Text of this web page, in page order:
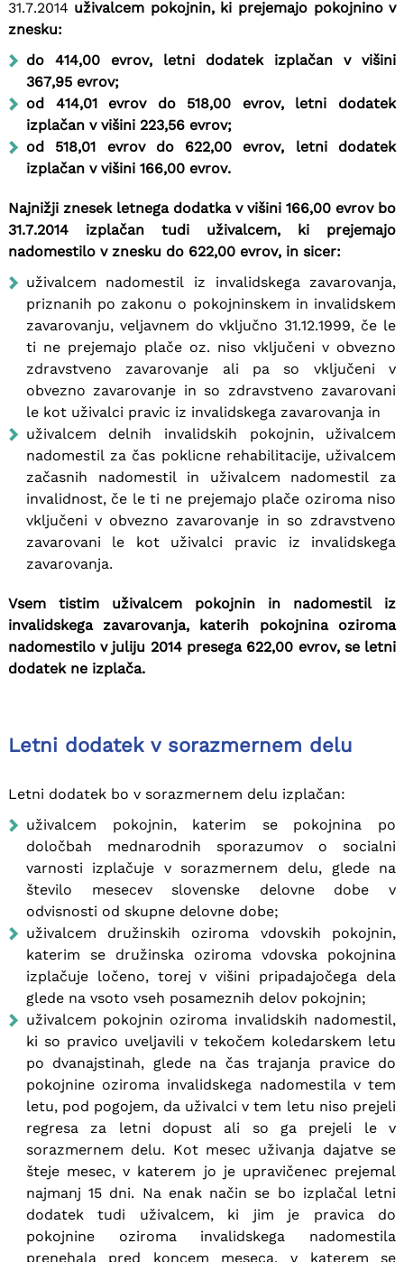
31.7.2014 uživalcem pokojnin, ki prejemajo pokojnino v
znesku:
do 414,00 evrov, letni dodatek izplačan v višini
367,95 evrov;
od 414,01 evrov do 518,00 evrov, letni dodatek
izplačan v višini 223,56 evrov;
od 518,01 evrov do 622,00 evrov, letni dodatek
izplačan v višini 166,00 evrov.
Najnižji znesek letnega dodatka v višini 166,00 evrov bo
31.7.2014 izplačan tudi uživalcem, ki prejemajo
nadomestilo v znesku do 622,00 evrov, in sicer:
uživalcem nadomestil iz invalidskega zavarovanja,
priznanih po zakonu o pokojninskem in invalidskem
zavarovanju, veljavnem do vključno 31.12.1999, če le
ti ne prejemajo plače oz. niso vključeni v obvezno
zdravstveno zavarovanje ali pa so vključeni v
obvezno zavarovanje in so zdravstveno zavarovani
le kot uživalci pravic iz invalidskega zavarovanja in
uživalcem delnih invalidskih pokojnin, uživalcem
nadomestil za čas poklicne rehabilitacije, uživalcem
začasnih nadomestil in uživalcem nadomestil za
invalidnost, če le ti ne prejemajo plače oziroma niso
vključeni v obvezno zavarovanje in so zdravstveno
zavarovani le kot uživalci pravic iz invalidskega
zavarovanja.
Vsem tistim uživalcem pokojnin in nadomestil iz
invalidskega zavarovanja, katerih pokojnina oziroma
nadomestilo v juliju 2014 presega 622,00 evrov, se letni
dodatek ne izplača.
Letni dodatek v sorazmernem delu
Letni dodatek bo v sorazmernem delu izplačan:
uživalcem pokojnin, katerim se pokojnina po
določbah mednarodnih sporazumov o socialni
varnosti izplačuje v sorazmernem delu, glede na
število mesecev slovenske delovne dobe v
odvisnosti od skupne delovne dobe;
uživalcem družinskih oziroma vdovskih pokojnin,
katerim se družinska oziroma vdovska pokojnina
izplačuje ločeno, torej v višini pripadajočega dela
glede na vsoto vseh posameznih delov pokojnin;
uživalcem pokojnin oziroma invalidskih nadomestil,
ki so pravico uveljavili v tekočem koledarskem letu
po dvanajstinah, glede na čas trajanja pravice do
pokojnine oziroma invalidskega nadomestila v tem
letu, pod pogojem, da uživalci v tem letu niso prejeli
regresa za letni dopust ali so ga prejeli le v
sorazmernem delu. Kot mesec uživanja dajatve se
šteje mesec, v katerem jo je upravičenec prejemal
najmanj 15 dni. Na enak način se bo izplačal letni
dodatek tudi uživalcem, ki jim je pravica do
pokojnine oziroma invalidskega nadomestila
prenehala pred koncem meseca, v katerem se